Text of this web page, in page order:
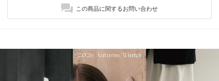
この商品に関するお問い合わせ